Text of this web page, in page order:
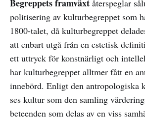
Begreppets framväxt återspeglar
politisering av kulturbegreppet som
1800-talet, då kulturbegreppet
att enbart utgå från en estetisk
ett uttryck för konstnärligt och
har kulturbegreppet alltmer fått en
innebörd. Enligt den antropologiska
ses kultur som den samling
beteenden som delas av en viss